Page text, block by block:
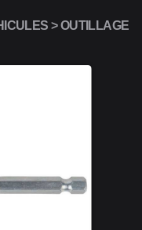
> OUTILLAGE